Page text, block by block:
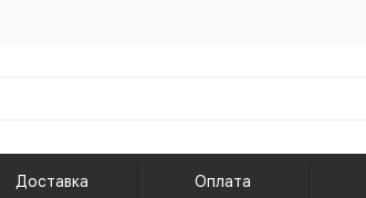
Доставка Оплата